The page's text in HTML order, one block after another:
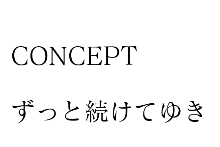
CONCEPT
ずっと続けてゆき